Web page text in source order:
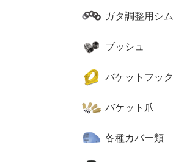
ガタ調整用シム
ブッシュ
バケットフック
バケット爪
各種カバー類